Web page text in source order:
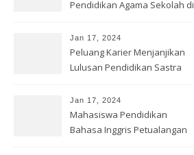
Pendidikan Agama Sekolah di
Jan 17, 2024
Peluang Karier Menjanjikan
Lulusan Pendidikan Sastra
Jan 17, 2024
Mahasiswa Pendidikan
Bahasa Inggris Petualangan